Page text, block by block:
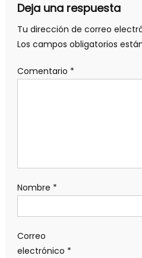
Deja una respuesta
Tu dirección de correo
Los campos obligatorios
Comentario *
Nombre *
Correo
electrónico *